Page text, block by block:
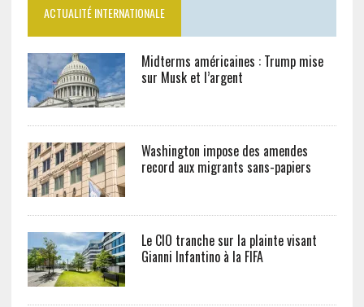
ACTUALITÉ INTERNATIONALE
Midterms américaines : Trump mise
sur Musk et l’argent
Washington impose des amendes
record aux migrants sans-papiers
Le CIO tranche sur la plainte visant
Gianni Infantino à la FIFA